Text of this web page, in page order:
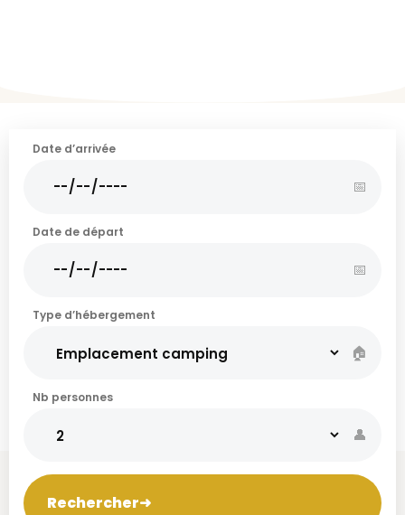
Date d’arrivée
📅
Date de départ
📅
Type d’hébergement
🏠
Nb personnes
👤
Rechercher➜